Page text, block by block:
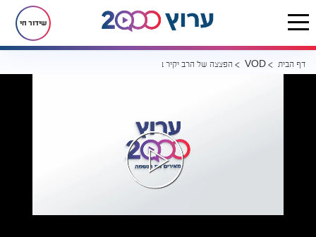
שידור חי
דף הבית VOD הפצצה של הרב יקיר בוטה: "בורא עולם מגיע עד אליך"